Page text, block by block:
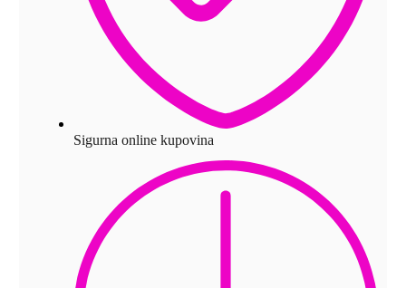
Sigurna online kupovina